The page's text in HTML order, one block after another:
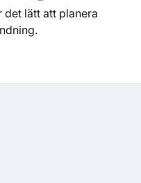
lätt att planera